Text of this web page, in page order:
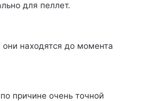
для пеллет.
находятся до момента
причине очень точной